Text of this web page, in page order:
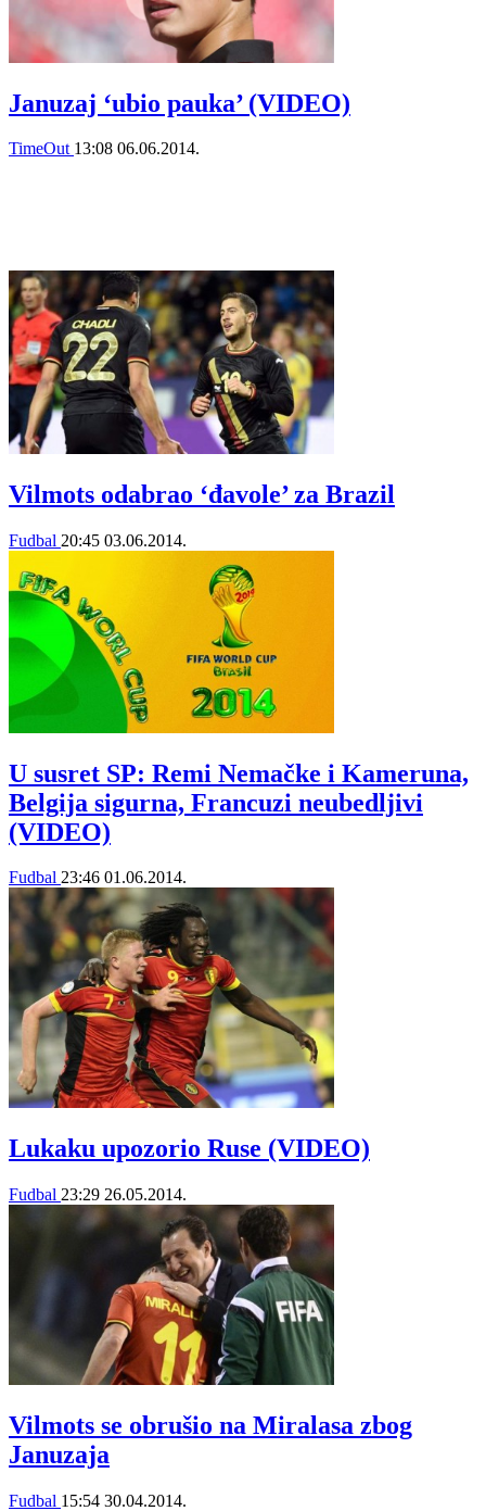
Januzaj ‘ubio pauka’ (VIDEO)
TimeOut 13:08 06.06.2014.
Vilmots odabrao ‘đavole’ za Brazil
Fudbal 20:45 03.06.2014.
U susret SP: Remi Nemačke i Kameruna,
Belgija sigurna, Francuzi neubedljivi
(VIDEO)
Fudbal 23:46 01.06.2014.
Lukaku upozorio Ruse (VIDEO)
Fudbal 23:29 26.05.2014.
Vilmots se obrušio na Miralasa zbog
Januzaja
Fudbal 15:54 30.04.2014.